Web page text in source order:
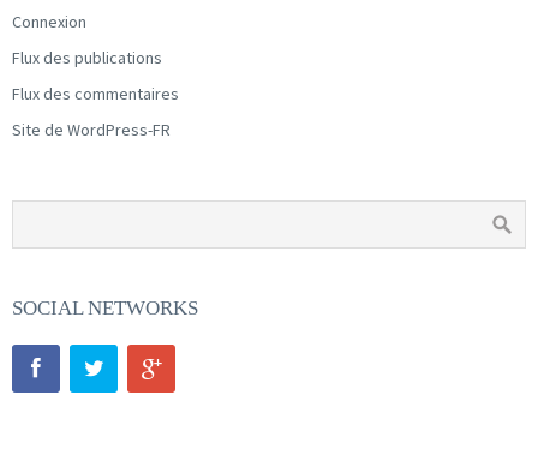
Connexion
Flux des publications
Flux des commentaires
Site de WordPress-FR
SOCIAL NETWORKS